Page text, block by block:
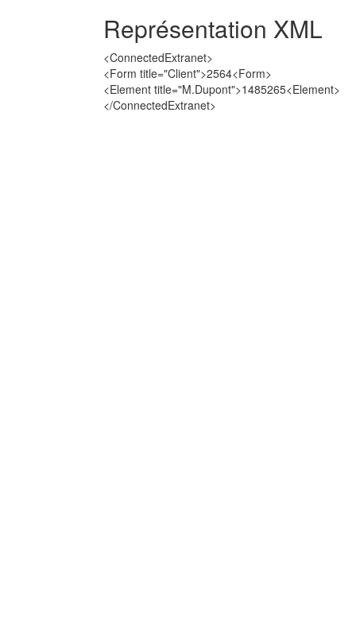
Représentation XML
<ConnectedExtranet>
<Form title="Client">2564<Form>
<Element title="M.Dupont">1485265<Element>
</ConnectedExtranet>